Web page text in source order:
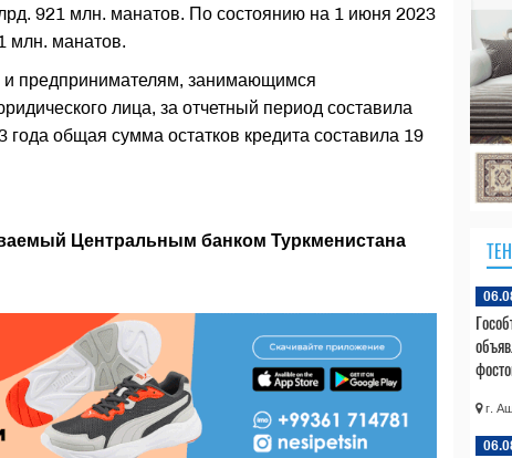
921 млн. манатов. По состоянию на 1 июня 2023
млн. манатов.
предпринимателям, занимающимся
лица, за отчетный период составила
общая сумма остатков кредита составила 19
Центральным банком Туркменистана
г.